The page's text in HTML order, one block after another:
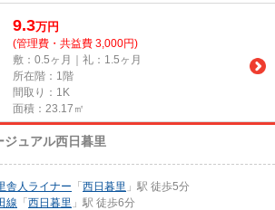
9.3万円
(管理費・共益費 3,000円)
敷：0.5ヶ月｜礼：1.5ヶ月
所在階：1階
間取り：1K
面積：23.17㎡
ジュアル西日暮里
舎人ライナー 「 西日暮里 」駅 徒歩5分
線 「 西日暮里 」駅 徒歩6分